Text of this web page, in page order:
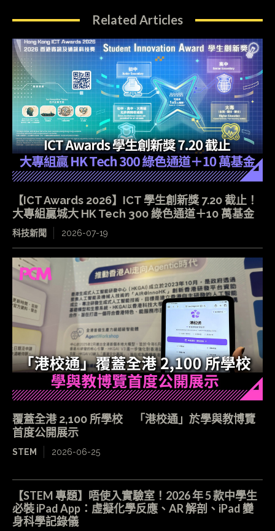
Related Articles
【ICT Awards 2026】ICT 學生創新獎 7.20 截止！
大專組贏城大 HK Tech 300 綠色通道＋10 萬基金
科技新聞 2026-07-19
覆蓋全港 2,100 所學校 「港校通」於學與教博覽
首度公開展示
STEM 2026-06-25
【STEM 專題】唔使入實驗室！2026 年 5 款中學生
必裝 iPad App：虛擬化學反應、AR 解剖、iPad 變
身科學記錄儀